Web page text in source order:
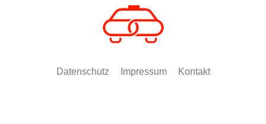
Datenschutz Impressum Kontakt